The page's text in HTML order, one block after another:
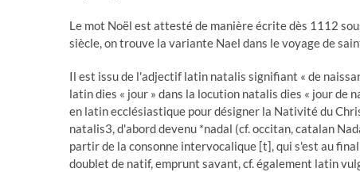
Le mot Noël est attesté de manière écrite dès 1112
siècle, on trouve la variante Nael dans le voyage de
Il est issu de l'adjectif latin natalis signifiant « de
latin dies « jour » dans la locution natalis dies « jour
en latin ecclésiastique pour désigner la Nativité du
natalis3, d'abord devenu *nadal (cf. occitan, catalan
partir de la consonne intervocalique [t], qui s'est au
doublet de natif, emprunt savant, cf. également latin